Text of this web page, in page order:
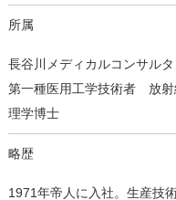
所属
長谷川メディカルコンサル
第一種医用工学技術者 放射
理学博士
略歴
1971年帝人に入社。生産技